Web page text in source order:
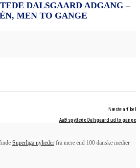
DALSGAARD ADGANG –
MEN TO GANGE
Næste artikel
AaB spyttede Dalsgaard ud to gange
Superliga nyhederfra mere end 100 danske medier